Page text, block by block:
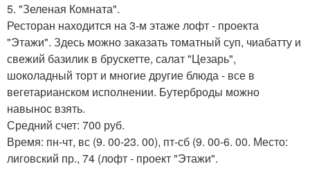
5. "Зеленая Комната".
Ресторан находится на 3-м этаже лофт - проекта
"Этажи". Здесь можно заказать томатный суп, чиабатту и
свежий базилик в брускетте, салат "Цезарь",
шоколадный торт и многие другие блюда - все в
вегетарианском исполнении. Бутерброды можно
навынос взять.
Средний счет: 700 руб.
Время: пн-чт, вс (9. 00-23. 00), пт-сб (9. 00-6. 00. Место:
лиговский пр., 74 (лофт - проект "Этажи".